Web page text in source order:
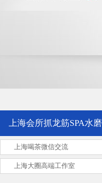
上海会所抓龙筋SPA水磨
上海喝茶微信交流
上海大圈高端工作室